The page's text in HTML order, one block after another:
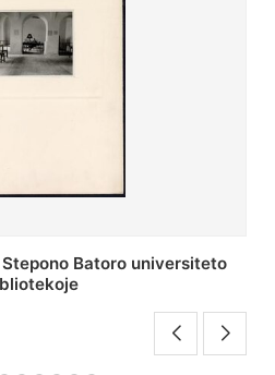
bibliotekos antrojo
fojė